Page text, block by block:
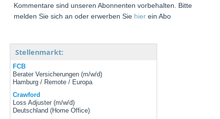
Kommentare sind unseren Abonnenten vorbehalten. Bitte
melden Sie sich an oder erwerben Sie hier ein Abo
Stellenmarkt:
FCB
Berater Versicherungen (m/w/d)
Hamburg / Remote / Europa
Crawford
Loss Adjuster (m/w/d)
Deutschland (Home Office)